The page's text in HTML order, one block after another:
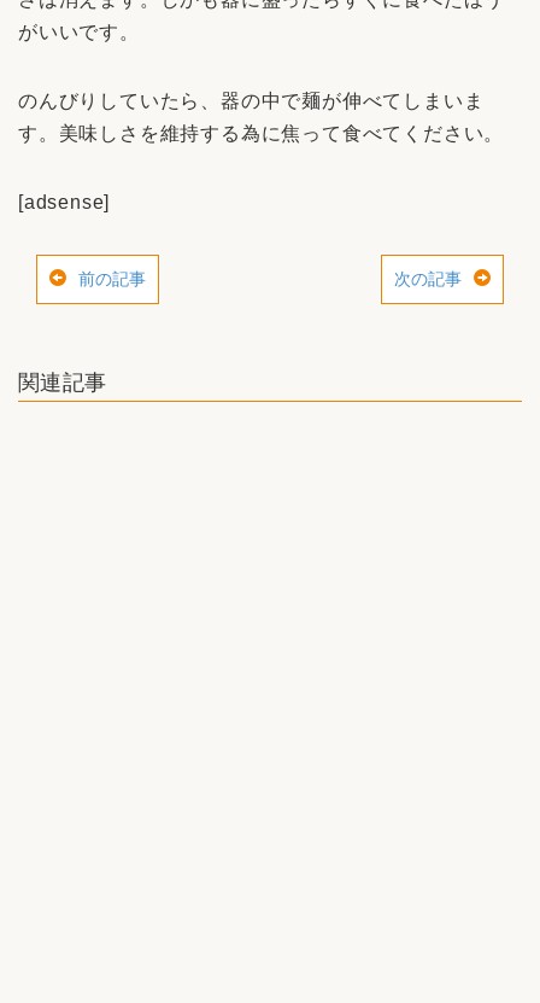
がいいです。
のんびりしていたら、器の中で麺が伸べてしまいま
す。美味しさを維持する為に焦って食べてください。
[adsense]
前の記事 次の記事
関連記事